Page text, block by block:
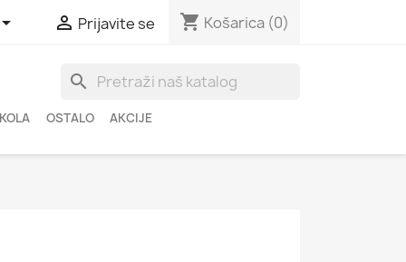
 Prijavite se shopping_cart Košarica (0)
search
OSTALO AKCIJE